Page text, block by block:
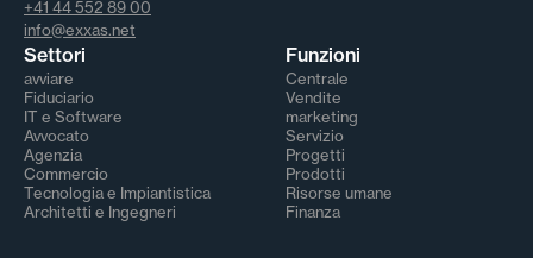
+41 44 552 89 00
info@exxas.net
Settori
avviare
Fiduciario
IT e Software
Avvocato
Agenzia
Commercio
Tecnologia e Impiantistica
Architetti e Ingegneri
Funzioni
Centrale
Vendite
marketing
Servizio
Progetti
Prodotti
Risorse umane
Finanza